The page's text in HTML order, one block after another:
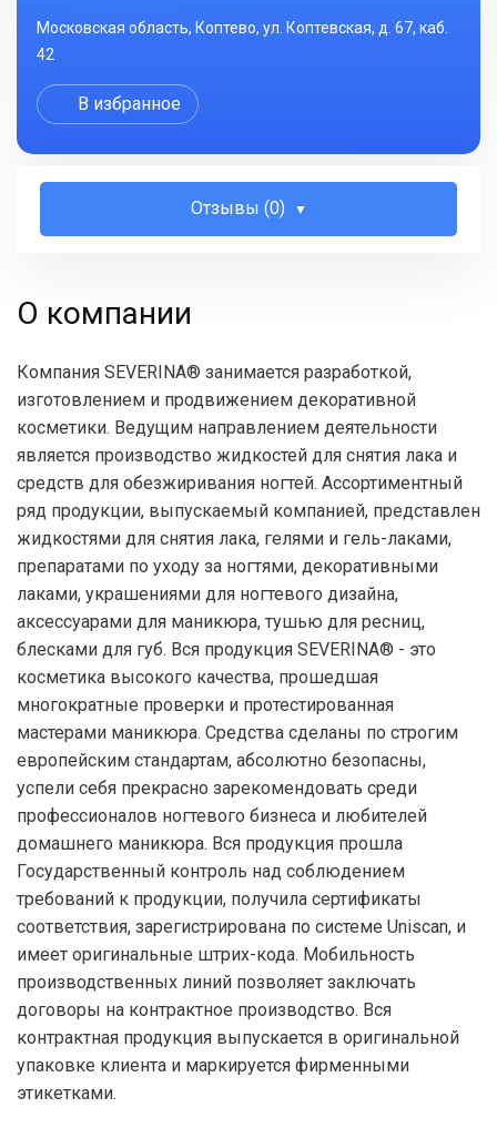
Московская область, Коптево, ул. Коптевская, д. 67, каб.
42
В избранное
Отзывы (0)
О компании
Компания SEVERINA® занимается разработкой,
изготовлением и продвижением декоративной
косметики. Ведущим направлением деятельности
является производство жидкостей для снятия лака и
средств для обезжиривания ногтей. Ассортиментный
ряд продукции, выпускаемый компанией, представлен
жидкостями для снятия лака, гелями и гель-лаками,
препаратами по уходу за ногтями, декоративными
лаками, украшениями для ногтевого дизайна,
аксессуарами для маникюра, тушью для ресниц,
блесками для губ. Вся продукция SEVERINA® - это
косметика высокого качества, прошедшая
многократные проверки и протестированная
мастерами маникюра. Средства сделаны по строгим
европейским стандартам, абсолютно безопасны,
успели себя прекрасно зарекомендовать среди
профессионалов ногтевого бизнеса и любителей
домашнего маникюра. Вся продукция прошла
Государственный контроль над соблюдением
требований к продукции, получила сертификаты
соответствия, зарегистрирована по системе Uniscan, и
имеет оригинальные штрих-кода. Мобильность
производственных линий позволяет заключать
договоры на контрактное производство. Вся
контрактная продукция выпускается в оригинальной
упаковке клиента и маркируется фирменными
этикетками.